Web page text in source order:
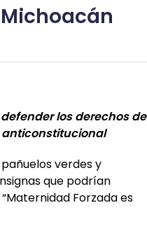
los derechos de
verdes y
que podrían
Forzada es